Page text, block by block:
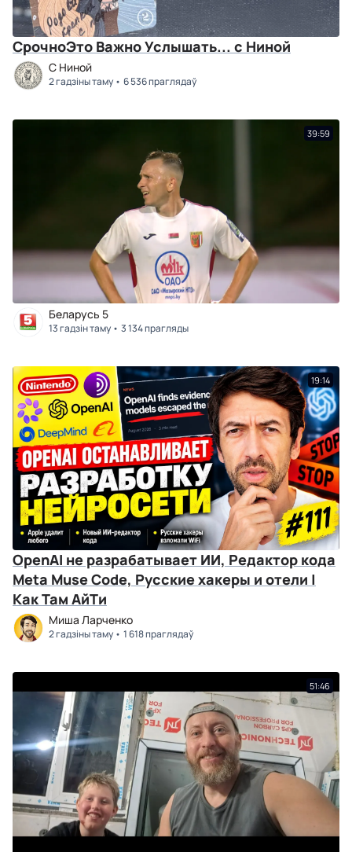
СрочноЭто Важно Услышать... с Ниной
C Ниной
2 гадзіны таму 6 536 праглядаў
39:59
Беларусь 5
13 гадзін таму 3 134 прагляды
19:14
OpenAI не разрабатывает ИИ, Редактор кода
Meta Muse Code, Русские хакеры и отели |
Как Там АйТи
Миша Ларченко
2 гадзіны таму 1 618 праглядаў
51:46